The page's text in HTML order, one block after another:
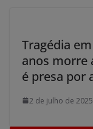
Tragédia
anos morre
é presa por
2 de julho de 2025